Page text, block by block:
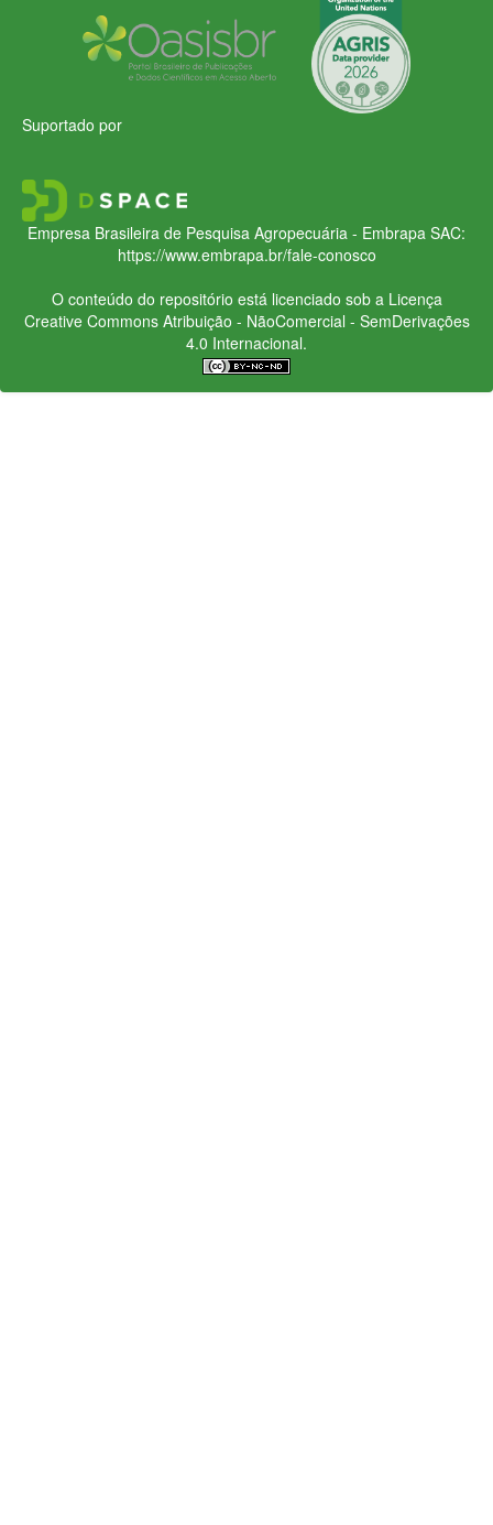
Suportado por
Empresa Brasileira de Pesquisa Agropecuária - Embrapa SAC:
https://www.embrapa.br/fale-conosco
O conteúdo do repositório está licenciado sob a Licença
Creative CommonsAtribuição - NãoComercial - SemDerivações
4.0 Internacional.